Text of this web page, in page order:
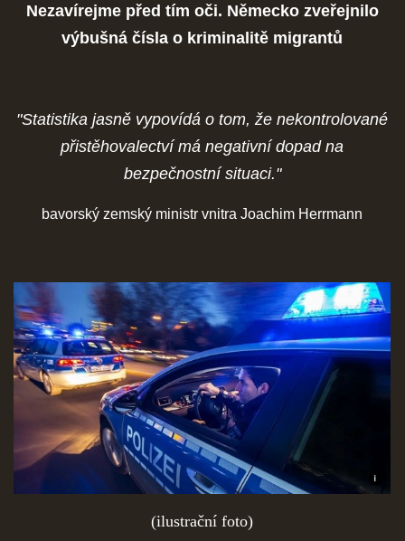
Nezavírejme před tím oči. Německo zveřejnilo
výbušná čísla o kriminalitě migrantů
"Statistika jasně vypovídá o tom, že nekontrolované
přistěhovalectví má negativní dopad na
bezpečnostní situaci."
bavorský zemský ministr vnitra Joachim Herrmann
(ilustrační foto)